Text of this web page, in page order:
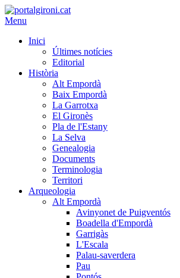
Menu
Inici
Últimes notícies
Editorial
Història
Alt Empordà
Baix Empordà
La Garrotxa
El Gironès
Pla de l'Estany
La Selva
Genealogia
Documents
Terminologia
Territori
Arqueologia
Alt Empordà
Avinyonet de Puigventós
Boadella d'Empordà
Garrigàs
L'Escala
Palau-saverdera
Pau